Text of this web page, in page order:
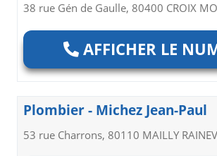
38 rue Gén de Gaulle, 80400 CROIX
AFFICHER LE
Plombier - Michez Jean-Paul
53 rue Charrons, 80110 MAILLY